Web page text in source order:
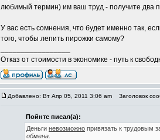
любимый термин) им ваш труд - получите два
У вас есть сомнения, что будет именно так,
того, чтобы лепить пирожки самому?
Отказ от стоимости в экономике - путь к
Добавлено: Вт Апр 05, 2011 3:06 am Заголовок
Пойнтс писал(а):
Деньги невозможно привязать к
обмена